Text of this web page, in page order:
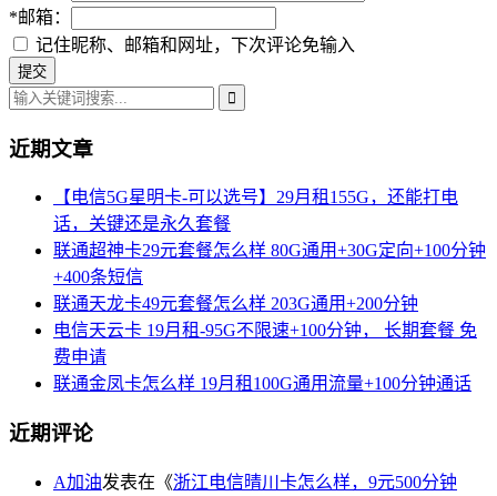
*邮箱：
记住昵称、邮箱和网址，下次评论免输入
近期文章
【电信5G星明卡-可以选号】29月租155G，还能打电
话，关键还是永久套餐
联通超神卡29元套餐怎么样 80G通用+30G定向+100分钟
+400条短信
联通天龙卡49元套餐怎么样 203G通用+200分钟
电信天云卡 19月租-95G不限速+100分钟， 长期套餐 免
费申请
联通金凤卡怎么样 19月租100G通用流量+100分钟通话
近期评论
A加油发表在《浙江电信晴川卡怎么样，9元500分钟